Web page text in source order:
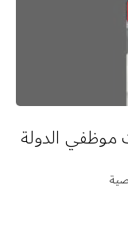
موظفي الدولة